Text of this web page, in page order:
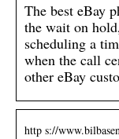
The best eBay
the wait on
scheduling a
when the call
other eBay
http s://